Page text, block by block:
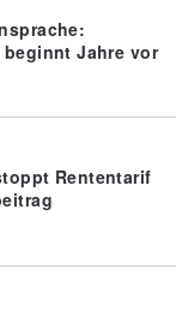
beginnt Jahre vor
Rententarif